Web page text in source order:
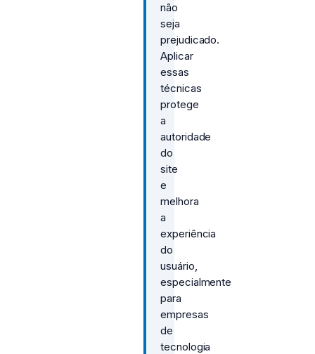
não
seja
prejudicado.
Aplicar
essas
técnicas
protege
a
autoridade
do
site
e
melhora
a
experiência
do
usuário,
especialmente
para
empresas
de
tecnologia